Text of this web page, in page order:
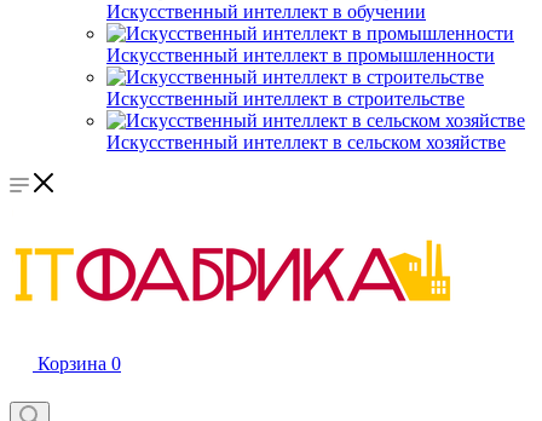
Искусственный интеллект в обучении
Искусственный интеллект в промышленности
Искусственный интеллект в строительстве
Искусственный интеллект в сельском хозяйстве
Корзина 0